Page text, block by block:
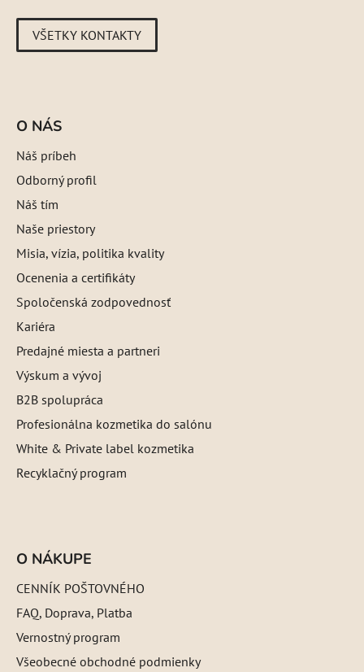
VŠETKY KONTAKTY
O NÁS
Náš príbeh
Odborný profil
Náš tím
Naše priestory
Misia, vízia, politika kvality
Ocenenia a certifikáty
Spoločenská zodpovednosť
Kariéra
Predajné miesta a partneri
Výskum a vývoj
B2B spolupráca
Profesionálna kozmetika do salónu
White & Private label kozmetika
Recyklačný program
O NÁKUPE
CENNÍK POŠTOVNÉHO
FAQ, Doprava, Platba
Vernostný program
Všeobecné obchodné podmienky